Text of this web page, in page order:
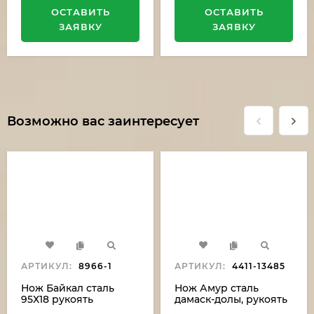
ОСТАВИТЬ
ЗАЯВКУ
ОСТАВИТЬ
ЗАЯВКУ
Возможно вас заинтересует
АРТИКУЛ: 8966-1
Нож Байкал сталь
95Х18 рукоять
АРТИКУЛ: 4411-13485
Нож Амур сталь
дамаск-долы, рукоять